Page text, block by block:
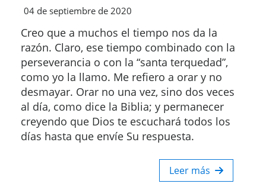
04 de septiembre de 2020
Creo que a muchos el tiempo nos da la
razón. Claro, ese tiempo combinado con la
perseverancia o con la “santa terquedad”,
como yo la llamo. Me refiero a orar y no
desmayar. Orar no una vez, sino dos veces
al día, como dice la Biblia; y permanecer
creyendo que Dios te escuchará todos los
días hasta que envíe Su respuesta.
Leer más